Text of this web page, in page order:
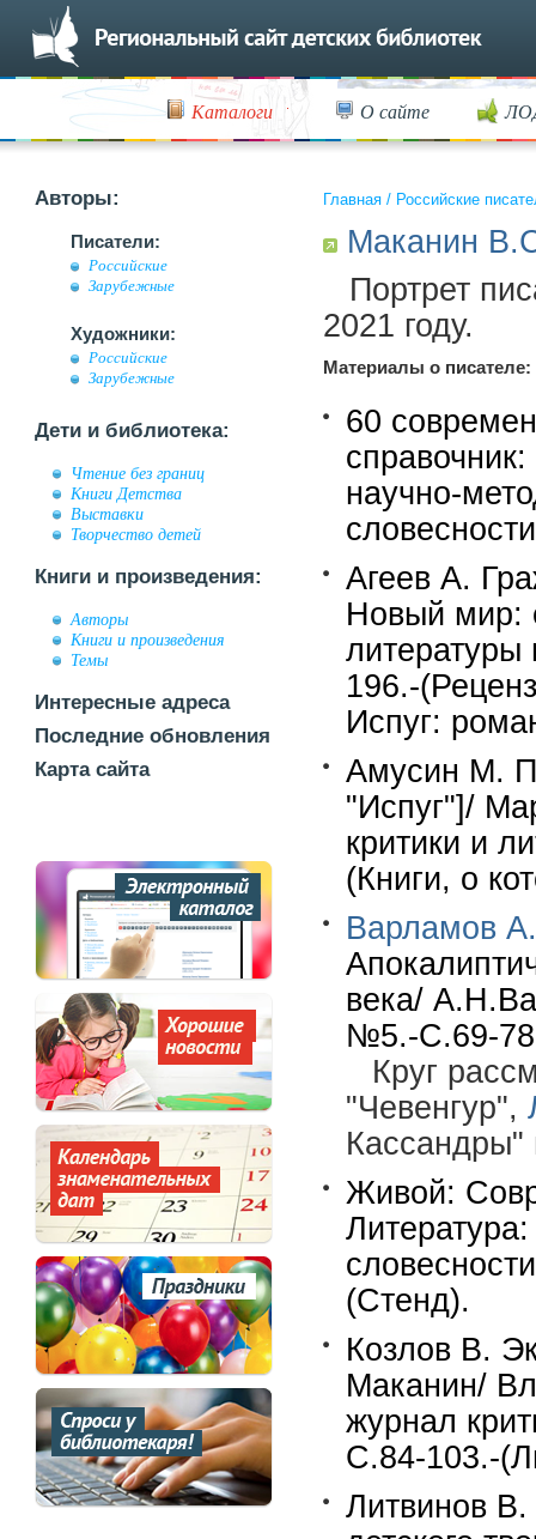
Каталоги О сайте
Авторы:
Писатели:
Российские
Зарубежные
Художники:
Российские
Зарубежные
Дети и библиотека:
Чтение без границ
Книги Детства
Выставки
Творчество детей
Книги и произведения:
Авторы
Книги и произведения
Темы
Интересные адреса
Последние обновления
Карта сайта
Главная / Российские
Маканин
Портрет
2021 году.
Материалы о писателе:
60
научно-
Агеев А.
Новый мир:
196.-
Испуг:
Амусин М.
"Испуг"]/
критики и
(Книги, о
Варламов
века/
№5.-С.69-
Круг
"Чевенгур",
Живой:
(Стенд).
Козлов В.
Маканин/
журнал
С.84-103.-
Литвинов В.